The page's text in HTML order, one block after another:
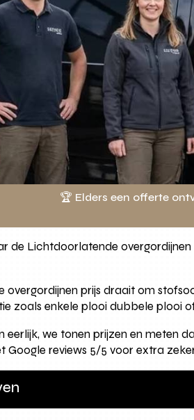
🏆 Elders een offerte
de Lichtdoorlatende
overgordijnen prijs draait om
zoals enkele plooi dubbele plooi
eerlijk, we tonen prijzen en meten
Google reviews 5/5 voor extra